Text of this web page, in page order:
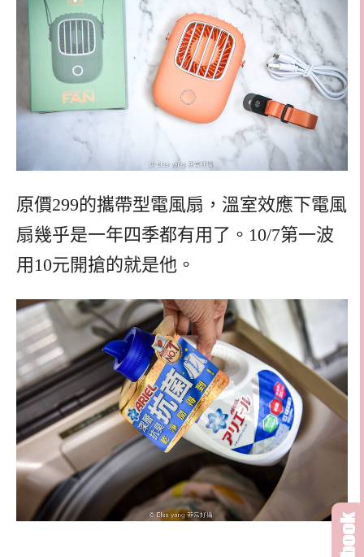
原價299的攜帶型電風扇，溫室效應下電風
扇幾乎是一年四季都有用了。10/7第一波
用10元開搶的就是他。